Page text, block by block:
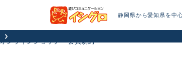
静岡県から愛知県を中
オンラインショップ 会員規約